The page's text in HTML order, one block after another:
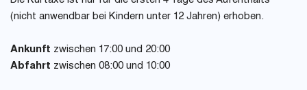
(nicht anwendbar bei Kindern unter 12 Jahren) erhoben.
Ankunft zwischen 17:00 und 20:00
Abfahrt zwischen 08:00 und 10:00